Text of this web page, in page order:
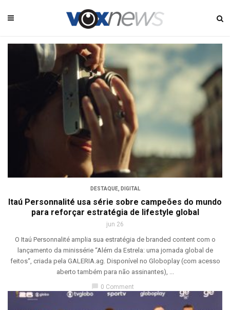
DESTAQUE, DIGITAL
Itaú Personnalité usa série sobre campeões do mundo
para reforçar estratégia de lifestyle global
jun 26
O Itaú Personnalité amplia sua estratégia de branded content com o
lançamento da minissérie “Além da Estrela: uma jornada global de
feitos“, criada pela GALERIA.ag. Disponível no Globoplay (com acesso
aberto também para não assinantes), ...
chat_bubble 0 Comment